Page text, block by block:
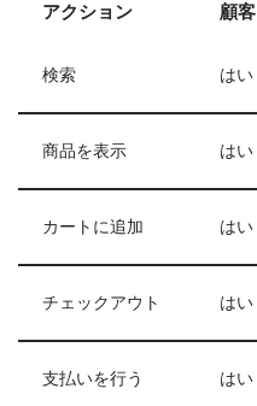
アクション 顧客
検索 はい
商品を表示 はい
カートに追加 はい
チェックアウト はい
支払いを行う はい